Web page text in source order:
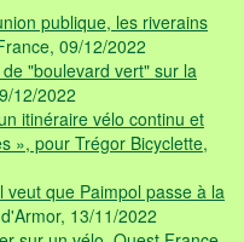
publique, les riverains
09/12/2022
"boulevard vert" sur la
12/2022
itinéraire vélo continu et
», pour Trégor Bicyclette,
veut que Paimpol passe à la
13/11/2022